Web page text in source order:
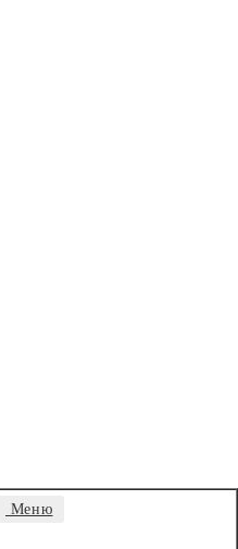
Меню